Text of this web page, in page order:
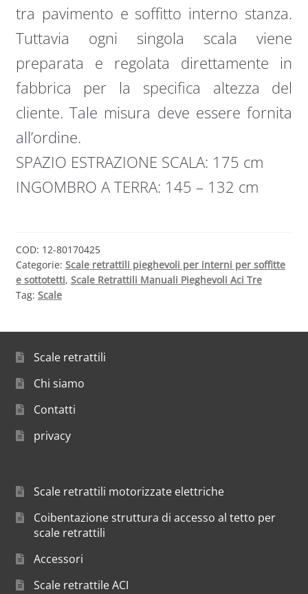
tra pavimento e soffitto interno stanza.
Tuttavia ogni singola scala viene
preparata e regolata direttamente in
fabbrica per la specifica altezza del
cliente. Tale misura deve essere fornita
all’ordine.
SPAZIO ESTRAZIONE SCALA: 175 cm
INGOMBRO A TERRA: 145 – 132 cm
COD: 12-80170425
Categorie: Scale retrattili pieghevoli per interni per soffitte
e sottotetti, Scale Retrattili Manuali Pieghevoli Aci Tre
Tag: Scale
Scale retrattili
Chi siamo
Contatti
privacy
Scale retrattili motorizzate elettriche
Coibentazione struttura di accesso al tetto per
scale retrattili
Accessori
Scale retrattile ACI